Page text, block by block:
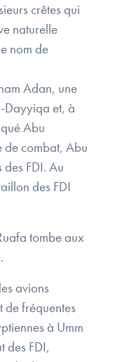
crêtes qui
naturelle
nom de
Adan, une
Dayyiqa et, à
Abu
de combat, Abu
FDI. Au
des FDI
tombe aux
avions
de fréquentes
à Umm
des FDI,